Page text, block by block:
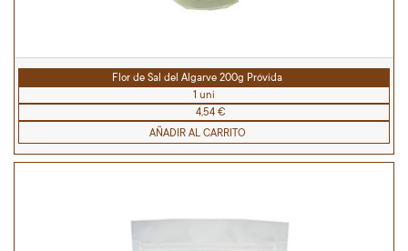
Flor de Sal del Algarve 200g Próvida
1 uni
4,54 €
AÑADIR AL CARRITO